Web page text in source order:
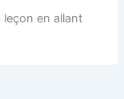
leçon en allant